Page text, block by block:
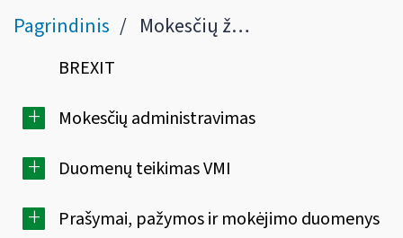
Pagrindinis Mokesčių žinynas
BREXIT
+ Mokesčių administravimas
+ Duomenų teikimas VMI
+ Prašymai, pažymos ir mokėjimo duomenys